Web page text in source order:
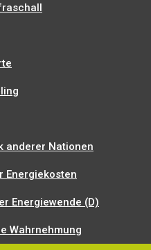
anderer Nationen
Energiekosten
Energiewende (D)
Wahrnehmung